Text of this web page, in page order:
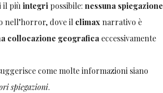
il piùintegri possibile:nessuna spiegazione
nell’horror, dove il climaxnarrativo è
collocazione geografica eccessivamente
come molte informazioni siano
spiegazioni.